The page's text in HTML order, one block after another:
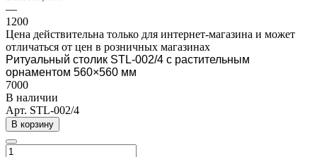
—
1200
Цена действительна только для интернет-магазина и может
отличаться от цен в розничных магазинах
Ритуальный столик STL-002/4 с растительным
орнаментом 560×560 мм
7000
В наличии
Арт. STL-002/4
В корзину